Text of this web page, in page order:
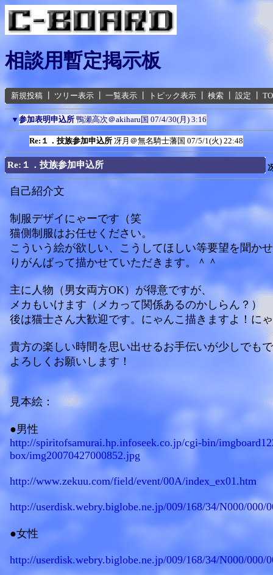
相談用暫定掲示板
新規投稿 ツリー表示 一覧表示 トピック表示 検索 設定
▼ 参加表明申込所 鴨瀬高次＠akiharu国 07/4/30(月) 3:16
Re:１．技族参加申込所 冴月＠無名騎士藩国 07/5/1(火) 22:48
Re:１．技族参加申込所
自己紹介文
制服デザイにゃーです（笑
猫側制服はお任せください。
こういう絵が欲しい、こうしてほしい等要望を聞か
りがんばって描かせていただきます。＾＾
主に人物（男女両方OK）が得意ですが、
メカもいけます（メカって関係あるのかしらん？）
後は猫士さん大歓迎です。にゃんこ描きますよ！に
貴方の楽しい時間を思い出せるお手伝いが少しでも
よろしくお願いします！
見本絵：
●男性
http://spiritofsamurai.hp.infoseek.co.jp/cgi-bin/
box/img20070427000852.jpg
http://www.zekuu.com/field/event/00A/index_ex01.htm
http://userdisk.webry.biglobe.ne.jp/009/168/34/N000/000/
●女性
http://userdisk.webry.biglobe.ne.jp/009/168/34/N000/000/